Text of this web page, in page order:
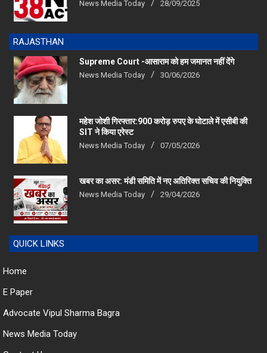
News Media Today 30/06/2026
SIT ने किया एरेस्‍ट
News Media Today
News Media Today 29/04/2026
E Paper
Advocate Vipul Sharma Bagra
News Media Today
Contact Us